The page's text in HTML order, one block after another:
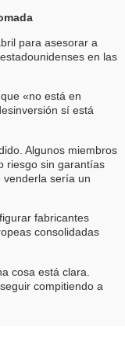
para asesorar a
en las
«no está en
sí está
Algunos miembros
riesgo sin garantías
venderla sería un
fabricantes
consolidadas
cosa está clara.
compitiendo a